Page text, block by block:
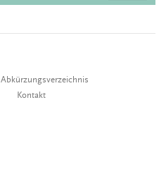
Abkürzungsverzeichnis
Kontakt